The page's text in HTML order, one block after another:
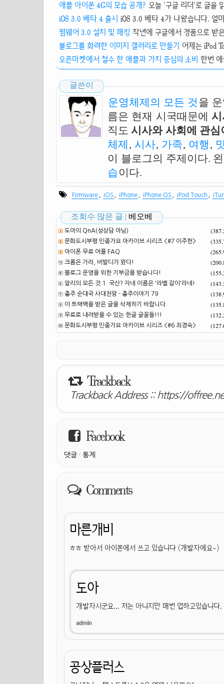
애플 아이폰 4G의 모습 공개? 오늘 '구글 리더'로 글을
iOS 3.0 베타 4 출시 iOS 3.0 베타 4가 나왔습니다. 얼
펌웨어 3.0 설치 및 해킹 작년에 구글에서 경품으로 받
블로그를 화려한 이미지 갤러리로 만들기 어제는 iPod
오픈마켓에서 철수 한 애플과 가치 중심의 소비 한번
글쓴이
운영체제의 모든 것 을
름은 현재 시국때문에
직도 시사와 사회에 관
체제 , 시사, 가족, 여행 ,
이 블로그의 주제이다.
습이다.
Firmware iOS iPhone iPhone OS iPod Touch
조회수 많은 글 | 베오베
도아의 QnA(성상담 아님)
문화도시부평 민중가요 아카이브 시리즈 <#7 이주헌>
아이폰 무료 어플 FAQ
크롬은 가라, 비발디가 왔다!
블로그 운영을 위한 기부금을 받습니다!
알리의 모든 것 1. 국산? 자네 이름은 '라벨 갈이'라네!
충주 순대국 사대천왕 - 충주이야기 79
이 트랙백을 받은 글을 삭제하기 바랍니다.
무료로 내려받을 수 있는 한글 글꼴들!!!
문화도시부평 민중가요 아카이브 시리즈 <#6 최경숙>
Trackback
Trackback Address :: https://
Facebook
댓글 · 통계
Comments
마른개비
ㅎㅎ 받아서 아이폰에서 쓰고 있습니다 (개발자에요~)
도아
개발자시군요... 저는 아니지만 매번 업하고있습니다.
공상플러스